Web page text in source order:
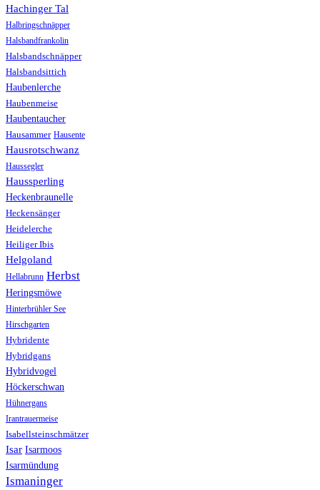
Hachinger Tal
Halbringschnäpper
Halsbandfrankolin
Halsbandschnäpper
Halsbandsittich
Haubenlerche
Haubenmeise
Haubentaucher
Hausammer Hausente
Hausrotschwanz
Haussegler
Haussperling
Heckenbraunelle
Heckensänger
Heidelerche
Heiliger Ibis
Helgoland
Hellabrunn Herbst
Heringsmöwe
Hinterbrühler See
Hirschgarten
Hybridente
Hybridgans
Hybridvogel
Höckerschwan
Hühnergans
Irantrauermeise
Isabellsteinschmätzer
Isar Isarmoos
Isarmündung
Ismaninger